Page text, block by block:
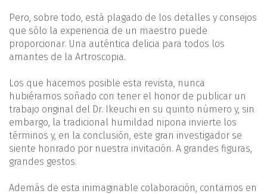
Pero, sobre todo, está plagado de los detalles y consejos
que sólo la experiencia de un maestro puede
proporcionar. Una auténtica delicia para todos los
amantes de la Artroscopia.
Los que hacemos posible esta revista, nunca
hubiéramos so­ñado con tener el honor de publicar un
trabajo original del Dr. Ikeuchi en su quinto número y, sin
embargo, la tradicio­nal humildad nipona invierte los
términos y, en la conclusión, este gran investigador se
siente honrado por nuestra invita­ción. A grandes figuras,
grandes gestos.
Además de esta inimaginable colaboración, contamos en